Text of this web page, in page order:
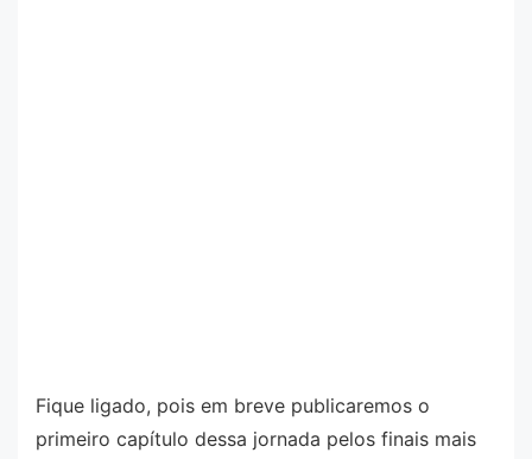
Fique ligado, pois em breve publicaremos o
primeiro capítulo dessa jornada pelos finais mais